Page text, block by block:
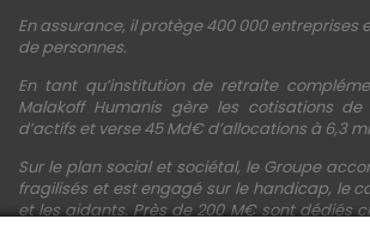
En assurance, il protège 400 000 entreprises
de personnes.
En tant qu’institution de retraite
Malakoff Humanis gère les cotisations
d’actifs et verse 45 Md€ d’allocations à 6,3
Sur le plan social et sociétal, le Groupe
fragilisés et est engagé sur le handicap, le
et les aidants. Près de 200 M€ sont dédiés